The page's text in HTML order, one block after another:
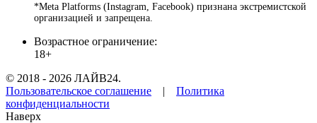
*Meta Platforms (Instagram, Facebook) признана экстремистской
организацией и запрещена.
Возрастное ограничение:
18+
© 2018 - 2026 ЛАЙВ24.
Пользовательское соглашение | Политика
конфиденциальности
Наверх